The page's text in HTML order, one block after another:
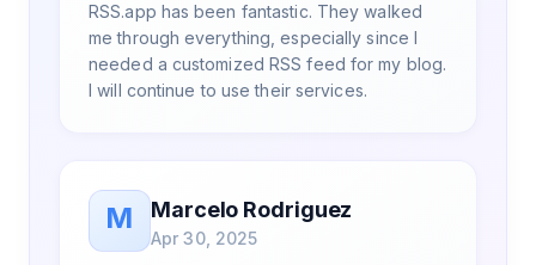
RSS.app has been fantastic. They walked
me through everything, especially since I
needed a customized RSS feed for my blog.
I will continue to use their services.
M Marcelo Rodriguez
Apr 30, 2025